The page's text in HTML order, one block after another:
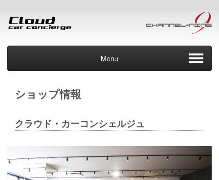
Menu
ショップ情報
クラウド・カーコンシェルジュ